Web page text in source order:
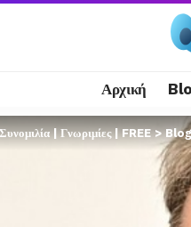
Αρχική
| Γνωριμίες | FREE>Blog